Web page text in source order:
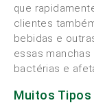
que
clientes
bebidas e
essas
bactérias e
Muitos Tipos